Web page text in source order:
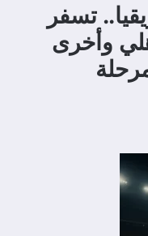
تسفر
وأخرى